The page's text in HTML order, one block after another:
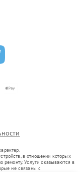
в отношении которых
Услуги оказываются в
не связаны с